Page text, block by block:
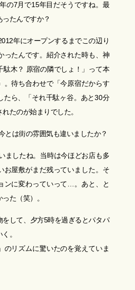
の7月で15年目だそうですね。最
たんですか？
年にオープンするまでこの辺り
ったんです。紹介された時も、神
駄木？ 原宿の隣でしょ！」って本
。待ち合わせで「今原宿だからす
たら、「それ千駄ヶ谷。あと30分
たのが始まりでした。
とは街の雰囲気も違いましたか？
ましたね。当時は今ほどお店も多
お屋敷がまだ残っていました。そ
ンに変わっていって…。あと、と
た（笑）。
して、夕方5時を過ぎるとパタパ
。
のリズムに驚いたのを覚えていま